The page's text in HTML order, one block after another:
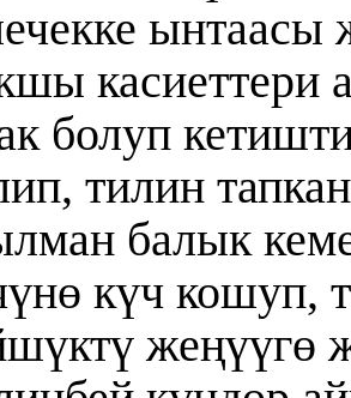
касиеттери
болуп
тилин
балык
күч кошуп,
жеңүүгө